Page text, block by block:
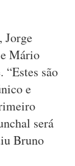
Jorge
Mário
“Estes são
e
será
Bruno